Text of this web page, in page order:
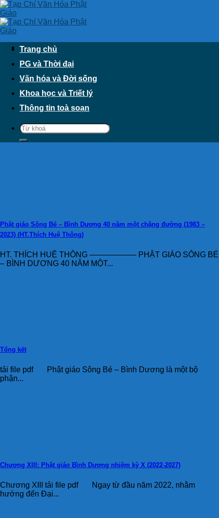
Skip
to
content
Trang chủ
PG và Thời đại
Văn hóa và Đời sống
Khoa học và Triết lý
Thông tin toà soạn
Phật giáo Sông Bé – Bình Dương 40 năm một chặng đường (1983 –
2023) (HT.Thích Huệ Thông)
HT. THÍCH HUỆ THÔNG —————— PHẬT GIÁO SÔNG BÉ
– BÌNH DƯƠNG 40 NĂM MỘT...
Tổng kết
tải file pdf Phật giáo Sông Bé – Bình Dương là một bộ
phận...
Chương XIII: Phật giáo Bình Dương nhiệm kỳ X (2022-2027)
Chương XIII tải file pdf Ngay từ đầu năm 2022, nhằm
hướng đến Đại...